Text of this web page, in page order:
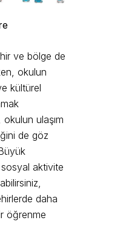
ve bölge de
okulun
kültürel
okulun ulaşım
de göz
aktivite
daha
öğrenme